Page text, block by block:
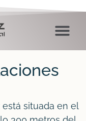
situada en el